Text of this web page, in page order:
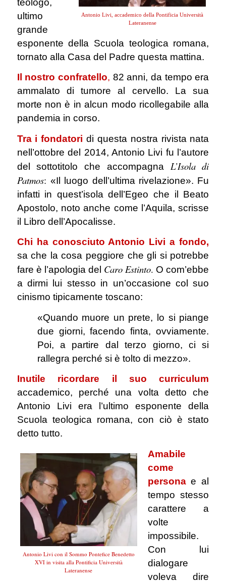
Antonio Livi, accademico della Pontificia Università
Lateranense
ultimo
grande
esponente della Scuola teologica romana,
tornato alla Casa del Padre questa mattina.
Il nostro confratello, 82 anni, da tempo era
ammalato di tumore al cervello. La sua
morte non è in alcun modo ricollegabile alla
pandemia in corso.
Tra i fondatori di questa nostra rivista nata
nell’ottobre del 2014, Antonio Livi fu l’autore
del sottotitolo che accompagna L’Isola di
Patmos: «Il luogo dell’ultima rivelazione». Fu
infatti in quest’isola dell’Egeo che il Beato
Apostolo, noto anche come l’Aquila, scrisse
il Libro dell’Apocalisse.
Chi ha conosciuto Antonio Livi a fondo,
sa che la cosa peggiore che gli si potrebbe
fare è l’apologia del Caro Estinto. O com’ebbe
a dirmi lui stesso in un’occasione col suo
cinismo tipicamente toscano:
«Quando muore un prete, lo si piange
due giorni, facendo finta, ovviamente.
Poi, a partire dal terzo giorno, ci si
rallegra perché si è tolto di mezzo».
Inutile ricordare il suo curriculum
accademico, perché una volta detto che
Antonio Livi era l’ultimo esponente della
Scuola teologica romana, con ciò è stato
detto tutto.
Antonio Livi con il Sommo Pontefice Benedetto
XVI in visita alla Pontificia Università
Lateranense
Amabile
come
personae al
tempo stesso
carattere a
volte
impossibile.
Con lui
dialogare
voleva dire